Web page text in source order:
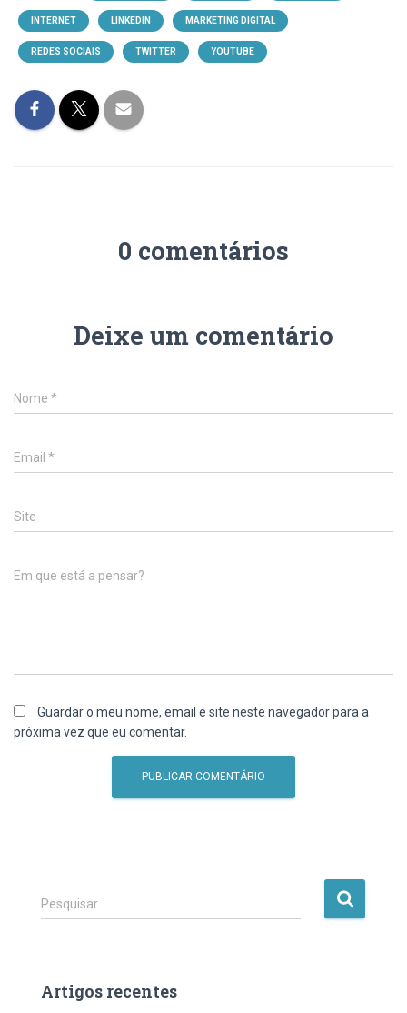
INTERNET LINKEDIN MARKETING DIGITAL
REDES SOCIAIS TWITTER YOUTUBE
0 comentários
Deixe um comentário
Nome *
Email *
Site
Em que está a pensar?
Guardar o meu nome, email e site neste navegador para a
próxima vez que eu comentar.
P
e
i
Pesquisar …
Artigos recentes